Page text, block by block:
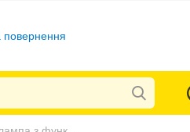
повернення